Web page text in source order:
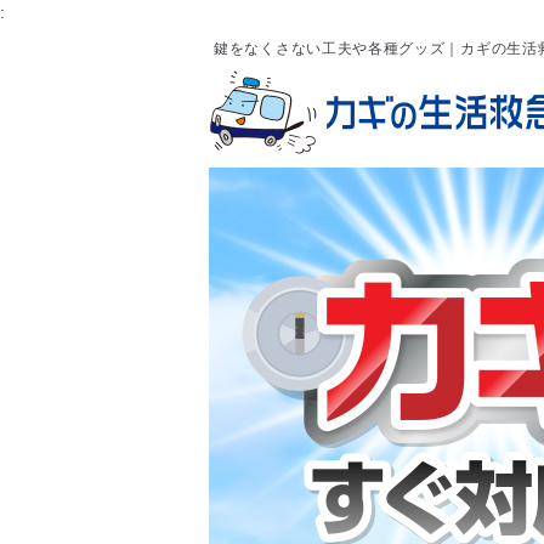
:
鍵をなくさない工夫や各種グッズ｜カギの生活